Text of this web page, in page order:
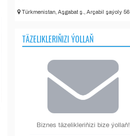
Türkmenistan, Aşgabat ş., Arçabil şaýoly 56
TÄZELIKLERIŇIZI ÝOLLAŇ
Biznes täzelikleriňizi bize ýollaň!